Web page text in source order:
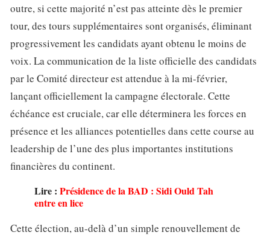
outre, si cette majorité n’est pas atteinte dès le premier
tour, des tours supplémentaires sont organisés, éliminant
progressivement les candidats ayant obtenu le moins de
voix. La communication de la liste officielle des candidats
par le Comité directeur est attendue à la mi-février,
lançant officiellement la campagne électorale. Cette
échéance est cruciale, car elle déterminera les forces en
présence et les alliances potentielles dans cette course au
leadership de l’une des plus importantes institutions
financières du continent.
Lire : Présidence de la BAD : Sidi Ould Tah
entre en lice
Cette élection, au-delà d’un simple renouvellement de